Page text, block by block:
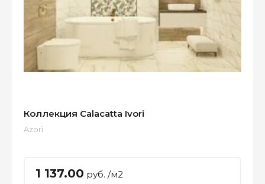
Коллекция Calacatta Ivori
Azori
1 137.00 руб. /м2